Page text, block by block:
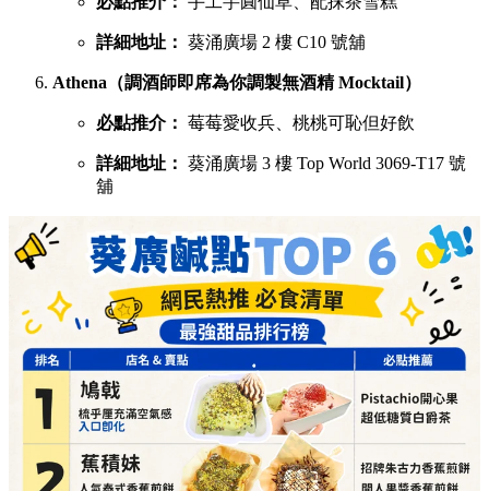
詳細地址： 葵涌廣場 2 樓 C10 號舖
Athena（調酒師即席為你調製無酒精 Mocktail）
必點推介： 莓莓愛收兵、桃桃可恥但好飲
詳細地址： 葵涌廣場 3 樓 Top World 3069-T17 號
舖